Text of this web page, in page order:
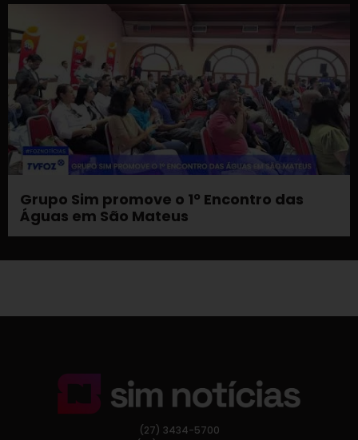
Grupo Sim promove o 1º Encontro das
Águas em São Mateus
(27) 3434-5700